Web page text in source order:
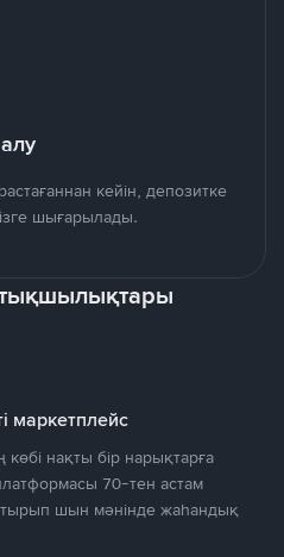
кейін, депозитке
шығарылады.
маркетплейс
нақты бір нарықтарға
70-тен астам
шын мәнінде жаһандық